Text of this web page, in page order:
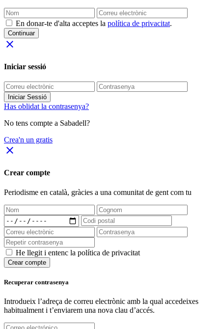
En donar-te d'alta acceptes la política de privacitat.
Continuar
close
Iniciar sessió
Iniciar Sessió
Has oblidat la contrasenya?
No tens compte a Sabadell?
Crea'n un gratis
close
Crear compte
Periodisme en català, gràcies a una comunitat de gent com tu
He llegit i entenc la política de privacitat
Crear compte
Recuperar contrasenya
Introdueix l’adreça de correu electrònic amb la qual accedeixes
habitualment i t’enviarem una nova clau d’accés.